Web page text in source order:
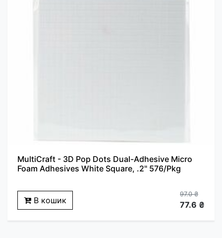
MultiCraft - 3D Pop Dots Dual-Adhesive Micro
Foam Adhesives White Square, .2" 576/Pkg
В кошик
97.0 ₴
77.6 ₴